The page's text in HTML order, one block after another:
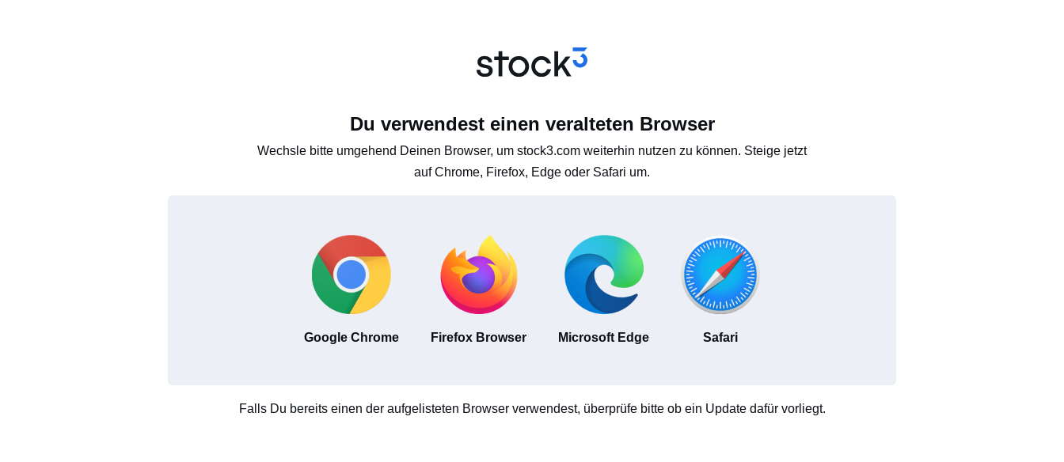
Du verwendest einen veralteten Browser
Wechsle bitte umgehend Deinen Browser, um stock3.com weiterhin nutzen zu können. Steige jetzt
auf Chrome, Firefox, Edge oder Safari um.
Google Chrome Firefox Browser Microsoft Edge Safari
Falls Du bereits einen der aufgelisteten Browser verwendest, überprüfe bitte ob ein Update dafür vorliegt.